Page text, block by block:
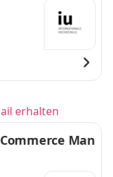
erhalten
Man